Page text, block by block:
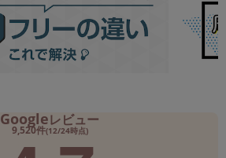
Googleレビュー
9,520件(12/24時点)